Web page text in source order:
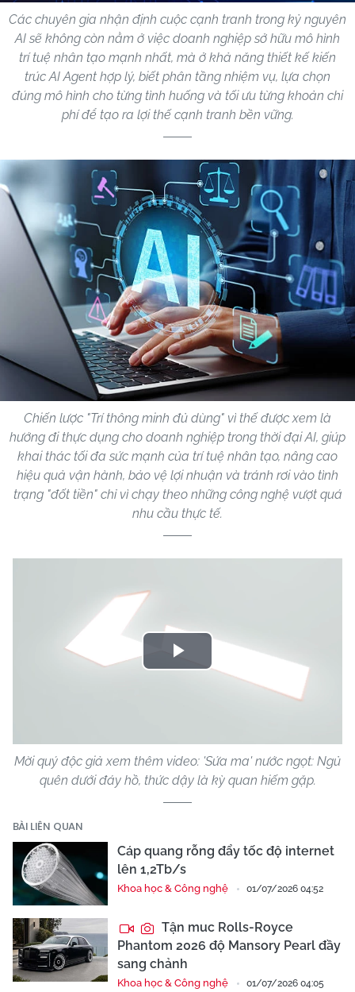
Các chuyên gia nhận định cuộc cạnh tranh trong kỷ nguyên
AI sẽ không còn nằm ở việc doanh nghiệp sở hữu mô hình
trí tuệ nhân tạo mạnh nhất, mà ở khả năng thiết kế kiến
trúc AI Agent hợp lý, biết phân tầng nhiệm vụ, lựa chọn
đúng mô hình cho từng tình huống và tối ưu từng khoản chi
phí để tạo ra lợi thế cạnh tranh bền vững.
Chiến lược "Trí thông minh đủ dùng" vì thế được xem là
hướng đi thực dụng cho doanh nghiệp trong thời đại AI, giúp
khai thác tối đa sức mạnh của trí tuệ nhân tạo, nâng cao
hiệu quả vận hành, bảo vệ lợi nhuận và tránh rơi vào tình
trạng "đốt tiền" chỉ vì chạy theo những công nghệ vượt quá
nhu cầu thực tế.
Play
Mời quý độc giả xem thêm video: 'Sứa ma' nước ngọt: Ngủ
quên dưới đáy hồ, thức dậy là kỳ quan hiếm gặp.
BÀI LIÊN QUAN
Cáp quang rỗng đẩy tốc độ internet
lên 1,2Tb/s
Khoa học & Công nghệ 01/07/2026 04:52
Tận muc Rolls-Royce
Phantom 2026 độ Mansory Pearl đầy
sang chảnh
Khoa học & Công nghệ 01/07/2026 04:05